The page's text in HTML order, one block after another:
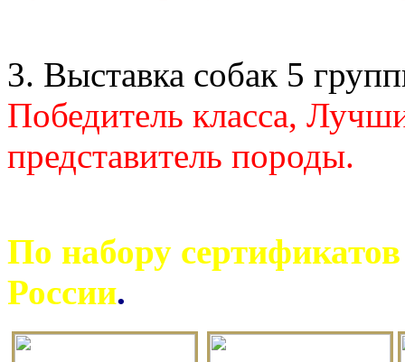
3. Выставка собак 5
Победитель класса,
представитель породы.
По набору
России.